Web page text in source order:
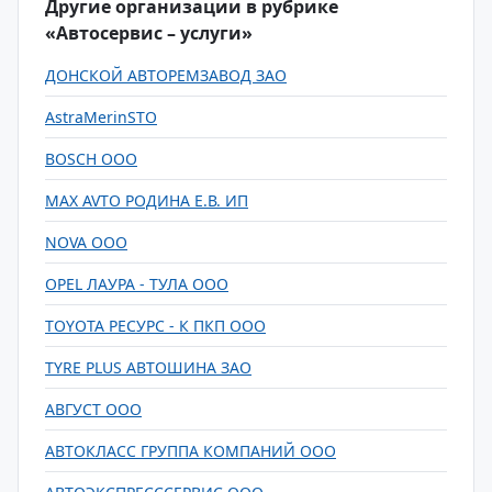
Другие организации в рубрике
«Автосервис – услуги»
ДОНСКОЙ АВТОРЕМЗАВОД ЗАО
AstraMerinSTO
BOSCH ООО
MAX AVTO РОДИНА Е.В. ИП
NOVA ООО
OPEL ЛАУРА - ТУЛА ООО
TOYOTA РЕСУРС - К ПКП ООО
TYRE PLUS АВТОШИНА ЗАО
АВГУСТ ООО
АВТОКЛАСС ГРУППА КОМПАНИЙ ООО